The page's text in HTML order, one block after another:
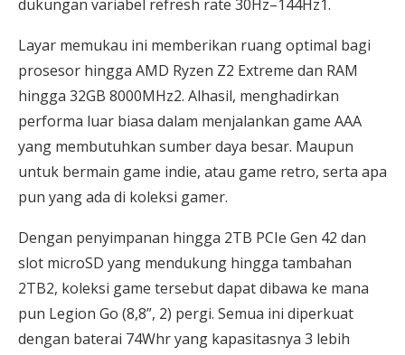
dukungan variabel refresh rate 30Hz–144Hz1.
Layar memukau ini memberikan ruang optimal bagi
prosesor hingga AMD Ryzen Z2 Extreme dan RAM
hingga 32GB 8000MHz2. Alhasil, menghadirkan
performa luar biasa dalam menjalankan game AAA
yang membutuhkan sumber daya besar. Maupun
untuk bermain game indie, atau game retro, serta apa
pun yang ada di koleksi gamer.
Dengan penyimpanan hingga 2TB PCIe Gen 42 dan
slot microSD yang mendukung hingga tambahan
2TB2, koleksi game tersebut dapat dibawa ke mana
pun Legion Go (8,8”, 2) pergi. Semua ini diperkuat
dengan baterai 74Whr yang kapasitasnya 3 lebih